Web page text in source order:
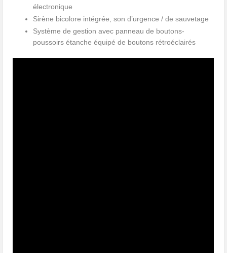
électronique
Sirène bicolore intégrée, son d’urgence / de sauvetage
Système de gestion avec panneau de boutons-
poussoirs étanche équipé de boutons rétroéclairés